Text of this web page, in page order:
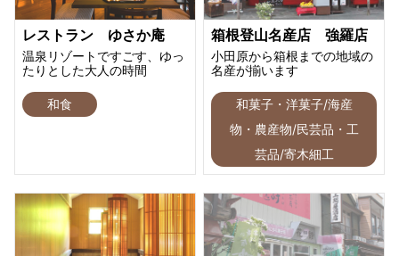
レストラン ゆさか庵
温泉リゾートですごす、ゆっ
たりとした大人の時間
和食
箱根登山名産店 強羅店
小田原から箱根までの地域の
名産が揃います
和菓子・洋菓子/海産
物・農産物/民芸品・工
芸品/寄木細工